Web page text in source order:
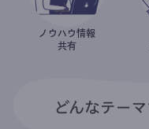
ノウハウ情報
共有